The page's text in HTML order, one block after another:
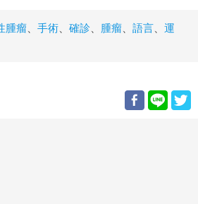
腫瘤 手術 確診 腫瘤 語言
運